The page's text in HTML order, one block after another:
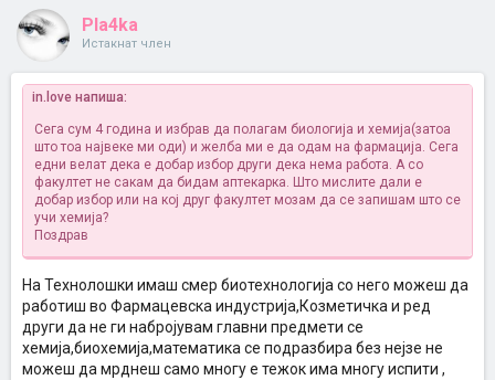
Pla4ka
Истакнат член
in.love напиша:
Сега сум 4 година и избрав да полагам биологија и хемија(затоа
што тоа највеке ми оди) и желба ми е да одам на фармација. Сега
едни велат дека е добар избор други дека нема работа. А со
факултет не сакам да бидам аптекарка. Што мислите дали е
добар избор или на кој друг факултет мозам да се запишам што се
учи хемија?
Поздрав
На Технолошки имаш смер биотехнологија со него можеш да
работиш во Фармацевска индустрија,Козметичка и ред
други да не ги набројувам главни предмети се
хемија,биохемија,математика се подразбира без нејзе не
можеш да мрднеш само многу е тежок има многу испити ,